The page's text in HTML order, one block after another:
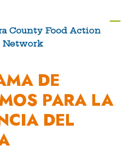
County Food Action
Network
DE
PARA LA
DEL